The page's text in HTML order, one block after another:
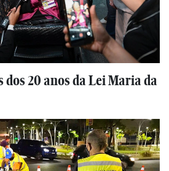
20 anos da Lei Maria da